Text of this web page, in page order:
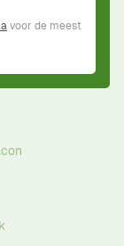
voor de meest